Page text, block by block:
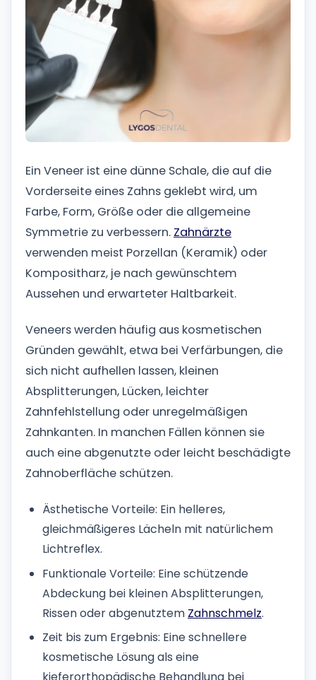
Ein Veneer ist eine dünne Schale, die auf die
Vorderseite eines Zahns geklebt wird, um
Farbe, Form, Größe oder die allgemeine
Symmetrie zu verbessern. Zahnärzte
verwenden meist Porzellan (Keramik) oder
Kompositharz, je nach gewünschtem
Aussehen und erwarteter Haltbarkeit.
Veneers werden häufig aus kosmetischen
Gründen gewählt, etwa bei Verfärbungen, die
sich nicht aufhellen lassen, kleinen
Absplitterungen, Lücken, leichter
Zahnfehlstellung oder unregelmäßigen
Zahnkanten. In manchen Fällen können sie
auch eine abgenutzte oder leicht beschädigte
Zahnoberfläche schützen.
Ästhetische Vorteile: Ein helleres,
gleichmäßigeres Lächeln mit natürlichem
Lichtreflex.
Funktionale Vorteile: Eine schützende
Abdeckung bei kleinen Absplitterungen,
Rissen oder abgenutztem Zahnschmelz.
Zeit bis zum Ergebnis: Eine schnellere
kosmetische Lösung als eine